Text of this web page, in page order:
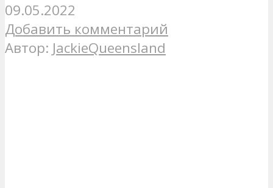
09.05.2022
Добавить комментарий
Автор: JackieQueensland